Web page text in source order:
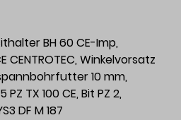
BH 60 CE-Imp,
Winkelvorsatz
10 mm,
TX 100 CE, Bit PZ 2,
DF M 187